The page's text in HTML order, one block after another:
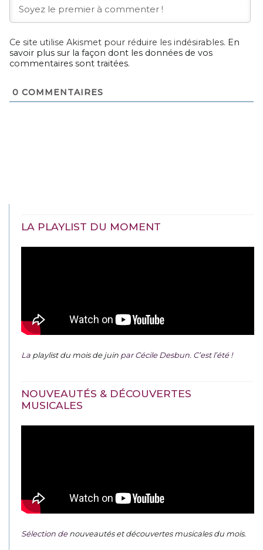
Ce site utilise Akismet pour réduire les indésirables. En
savoir plus sur la façon dont les données de vos
commentaires sont traitées.
0 COMMENTAIRES
LA PLAYLIST DU MOMENT
La playlist du mois de juin par Cécile Desbun. C’est l’été !
NOUVEAUTÉS & DÉCOUVERTES
MUSICALES
Sélection denouveautés et découvertes musicales du mois.